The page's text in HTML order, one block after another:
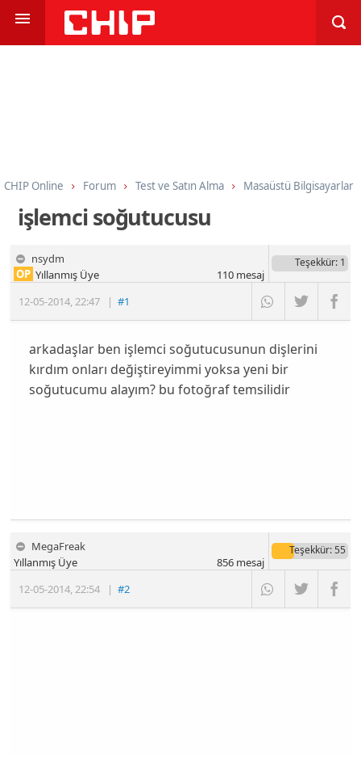
CHIP Online Forum Test ve Satın Alma Masaüstü Bilgisayarlar
işlemci soğutucusu
nsydm
12-05-2014,22:47 |#1
OP Yıllanmış Üye
Teşekkür: 1
110mesaj
arkadaşlar ben işlemci soğutucusunun dişlerini
kırdım onları değiştireyimmi yoksa yeni bir
soğutucumu alayım? bu fotoğraf temsilidir
MegaFreak
12-05-2014,22:54 |#2
Yıllanmış Üye
Teşekkür: 55
856mesaj